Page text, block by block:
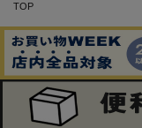
TOP